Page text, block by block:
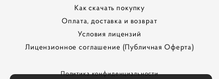
Как скачать покупку
Оплата, доставка и возврат
Условия лицензий
Лицензионное соглашение (Публичная Оферта)
Политика конфиденциальности